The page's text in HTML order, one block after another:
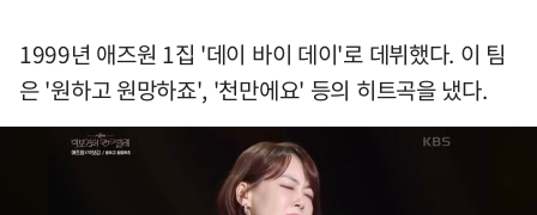
1999년 애즈원 1집 '데이 바이 데이'로 데뷔했다. 이 팀
은 '원하고 원망하죠', '천만에요' 등의 히트곡을 냈다.